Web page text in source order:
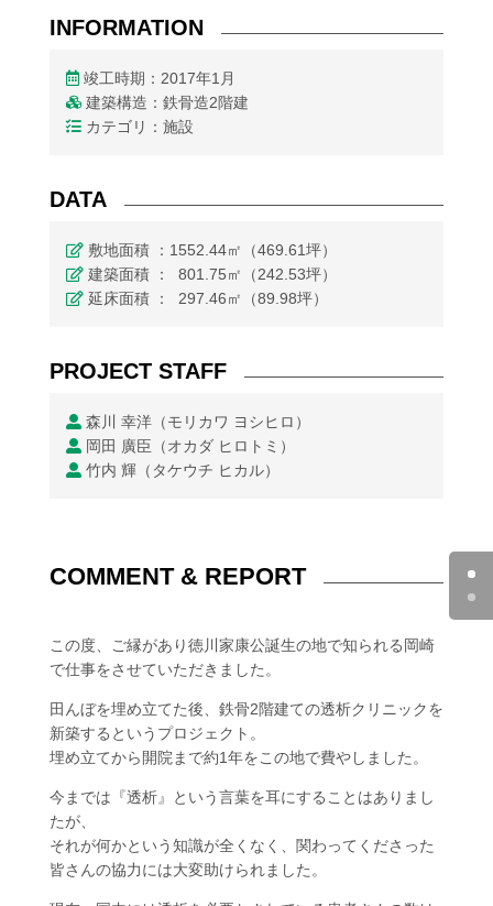
INFORMATION
竣工時期：2017年1月
建築構造：鉄骨造2階建
カテゴリ：施設
DATA
敷地面積 ：1552.44㎡（469.61坪）
建築面積 ： 801.75㎡（242.53坪）
延床面積 ： 297.46㎡（89.98坪）
PROJECT STAFF
森川 幸洋（モリカワ ヨシヒロ）
岡田 廣臣（オカダ ヒロトミ）
竹内 輝（タケウチ ヒカル）
COMMENT & REPORT
この度、ご縁があり徳川家康公誕生の地で知られる岡崎
で仕事をさせていただきました。
田んぼを埋め立てた後、鉄骨2階建ての透析クリニックを
新築するというプロジェクト。
埋め立てから開院まで約1年をこの地で費やしました。
今までは『透析』という言葉を耳にすることはありまし
たが、
それが何かという知識が全くなく、関わってくださった
皆さんの協力には大変助けられました。